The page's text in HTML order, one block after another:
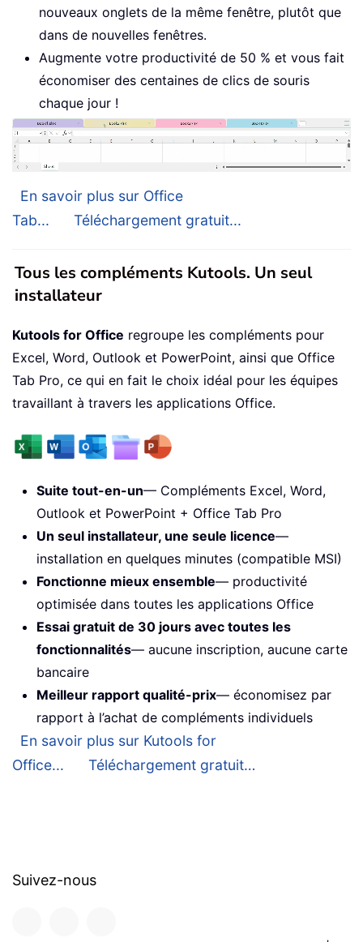
nouveaux onglets de la même fenêtre, plutôt que
dans de nouvelles fenêtres.
Augmente votre productivité de 50 % et vous fait
économiser des centaines de clics de souris
chaque jour !
En savoir plus sur Office
Tab...
Téléchargement gratuit...
Tous les compléments Kutools. Un seul
installateur
Kutools for Office regroupe les compléments pour
Excel, Word, Outlook et PowerPoint, ainsi que Office
Tab Pro, ce qui en fait le choix idéal pour les équipes
travaillant à travers les applications Office.
Suite tout-en-un— Compléments Excel, Word,
Outlook et PowerPoint + Office Tab Pro
Un seul installateur, une seule licence—
installation en quelques minutes (compatible MSI)
Fonctionne mieux ensemble— productivité
optimisée dans toutes les applications Office
Essai gratuit de 30 jours avec toutes les
fonctionnalités— aucune inscription, aucune carte
bancaire
Meilleur rapport qualité-prix— économisez par
rapport à l’achat de compléments individuels
En savoir plus sur Kutools for
Office...
Téléchargement gratuit…
Suivez-nous